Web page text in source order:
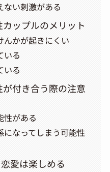
ない刺激がある
ップルのメリット
んかが起きにくい
いる
いる
付き合う際の注意
性がある
になってしまう可能性
愛は楽しめる